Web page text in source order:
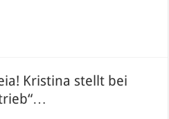
Kristina stellt bei